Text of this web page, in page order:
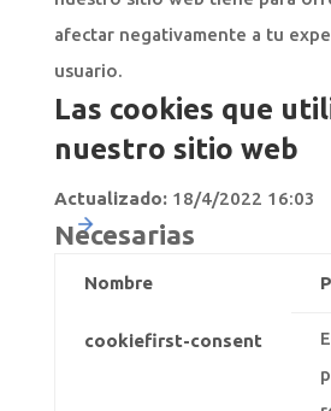
afectar negativamente a tu
usuario.
Las cookies que
nuestro sitio web
Actualizado: 18/4/2022 16:03
Necesarias
Nombre
cookiefirst-consent